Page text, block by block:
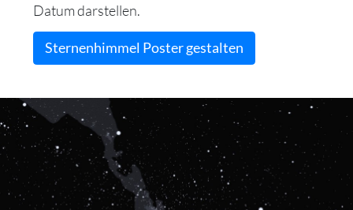
Datum darstellen.
Sternenhimmel Poster gestalten